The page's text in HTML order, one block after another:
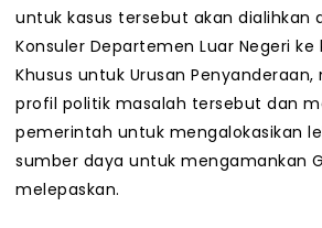
untuk kasus tersebut akan dialihkan
Konsuler Departemen Luar Negeri ke
Khusus untuk Urusan
profil politik masalah tersebut dan
pemerintah untuk mengalokasikan
sumber daya untuk mengamankan
melepaskan.